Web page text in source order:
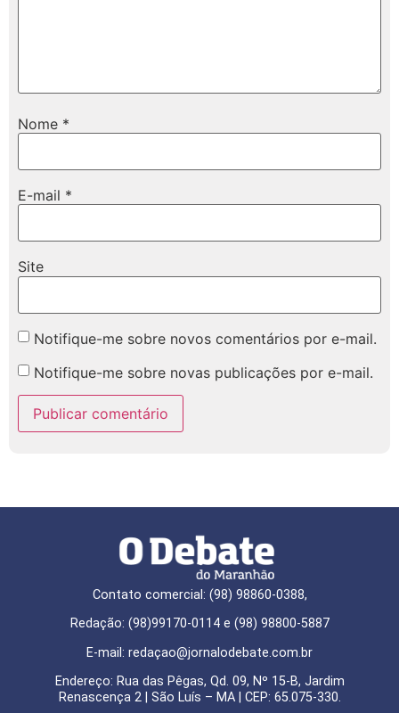
Nome *
E-mail *
Site
Notifique-me sobre novos comentários por e-mail.
Notifique-me sobre novas publicações por e-mail.
Contato comercial: (98) 98860-0388,
Redação: (98)99170-0114 e (98) 98800-5887
E-mail: redaçao@jornalodebate.com.br
Endereço: Rua das Pêgas, Qd. 09, Nº 15-B, Jardim
Renascença 2 | São Luís – MA | CEP: 65.075-330.